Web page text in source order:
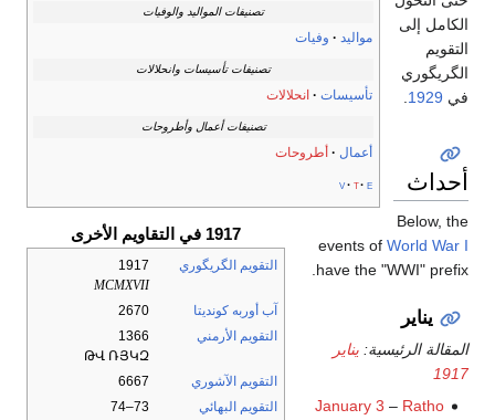
تصنيفات المواليد والوفيات
مواليد وفيات
تصنيفات تأسيسات وانحلالات
تأسيسات انحلالات
تصنيفات أعمال وأطروحات
أعمال أطروحات
v t e
1917 في التقاويم الأخرى
التقويم الگريگوري
1917
MCMXVII
آب أوربه كونديتا
2670
التقويم الأرمني
1366
ԹՎ ՌՅԿԶ
التقويم الآشوري
6667
التقويم البهائي
73–74
الكامل إلى
التقويم
الگريگوري
في 1929
أحداث
Below, the
events of World War I
have the "WWI" prefix.
يناير
المقالة الرئيسية: يناير
1917
January 3 – Ratho